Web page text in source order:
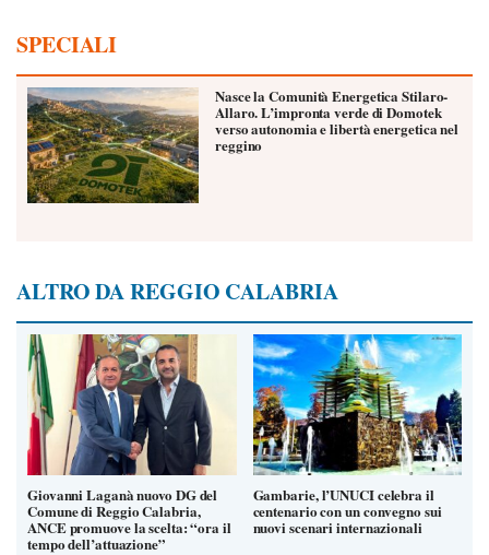
SPECIALI
Nasce la Comunità Energetica Stilaro-
Allaro. L’impronta verde di Domotek
verso autonomia e libertà energetica nel
reggino
ALTRO DA REGGIO CALABRIA
Giovanni Laganà nuovo DG del
Comune di Reggio Calabria,
ANCE promuove la scelta: “ora il
tempo dell’attuazione”
Gambarie, l’UNUCI celebra il
centenario con un convegno sui
nuovi scenari internazionali